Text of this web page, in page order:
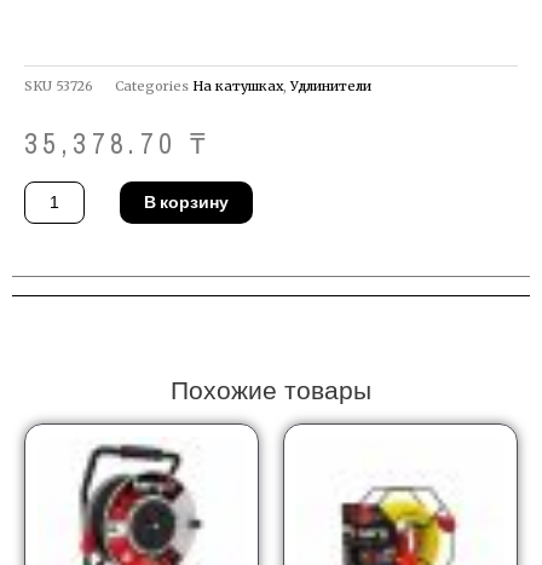
SKU 53726 Categories На катушках,Удлинители
35,378.70 ₸
Количество
товара
Удлинитель
0
В корзину
Похожие товары